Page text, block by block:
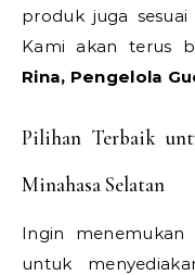
produk juga
Kami akan terus
Rina, Pengelola
Pilihan Terbaik
Minahasa Selatan
Ingin
untuk